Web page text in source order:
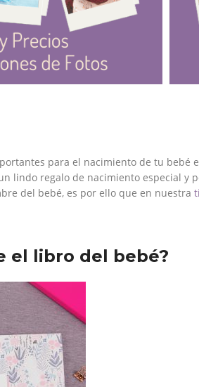
para el nacimiento de tu bebé
lindo regalo de nacimiento especial y
del bebé, es por ello que en nuestra
el libro del bebé?